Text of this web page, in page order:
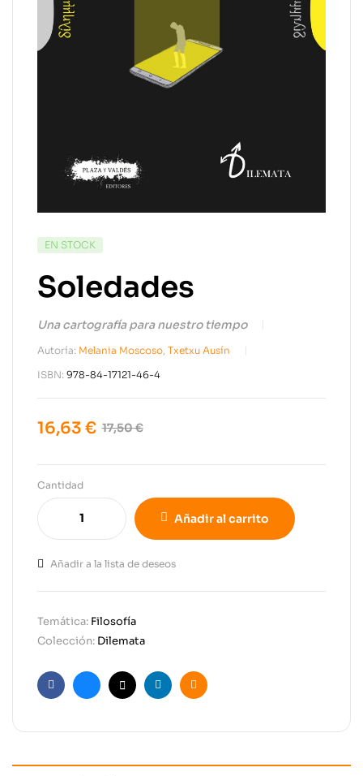
EN STOCK
Soledades
Una cartografía para nuestro tiempo
Autoría: Melania Moscoso Txetxu Ausín
ISBN: 978-84-17121-46-4
17,50€
16,63 €
Cantidad
Añadir al carrito
Añadir a la lista de deseos
Temática: Filosofía
Colección: Dilemata
FacebookBluesky
X Linkedin
Email